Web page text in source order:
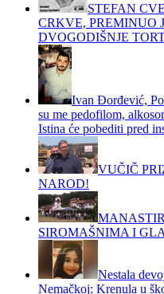
STEFAN
CRKVE, PREMINUO
DVOGODIŠNJE
Ivan Đorđević,
su me pedofilom,
Istina će pobediti pred
VUČIČ
NAROD!
SIROMAŠNIMA I
Nestala
Nemačkoj: Krenula u